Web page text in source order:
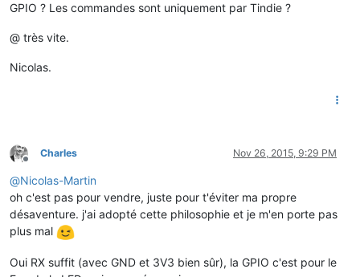
GPIO ? Les commandes sont uniquement par Tindie ?
@ très vite.
Nicolas.
Offline
Charles Nov 26, 2015, 9:29 PM
@Nicolas-Martin
oh c'est pas pour vendre, juste pour t'éviter ma propre
désaventure. j'ai adopté cette philosophie et je m'en porte pas
plus mal
Oui RX suffit (avec GND et 3V3 bien sûr), la GPIO c'est pour le